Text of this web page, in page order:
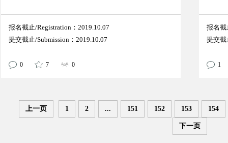
报名截止/Registration：2019.10.07
提交截止/Submission：2019.10.07
0 7 0
报名截
提交截
1
上一页 1 2 ... 151 152 153 154
下一页